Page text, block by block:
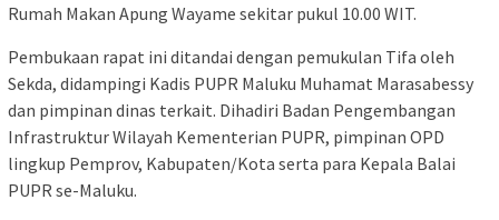
Rumah Makan Apung Wayame sekitar pukul 10.00 WIT.
Pembukaan rapat ini ditandai dengan pemukulan Tifa oleh
Sekda, didampingi Kadis PUPR Maluku Muhamat Marasabessy
dan pimpinan dinas terkait. Dihadiri Badan Pengembangan
Infrastruktur Wilayah Kementerian PUPR, pimpinan OPD
lingkup Pemprov, Kabupaten/Kota serta para Kepala Balai
PUPR se-Maluku.